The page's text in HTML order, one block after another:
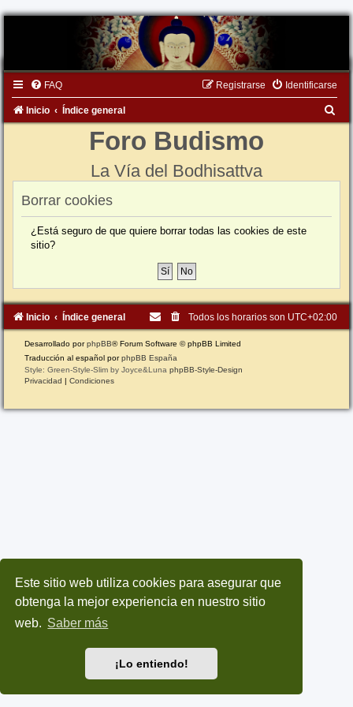
Este sitio web utiliza cookies para asegurar que
obtenga la mejor experiencia en nuestro sitio
web. Saber más
¡Lo entiendo!
FAQ Identificarse
Registrarse
Inicio Índice general
Foro Budismo
La Vía del Bodhisattva
Borrar cookies
¿Está seguro de que quiere borrar todas las cookies de este
sitio?
Inicio Índice general Todos los horarios son UTC+02:00
Desarrollado porphpBB® Forum Software © phpBB Limited
Traducción al español porphpBB España
Style: Green-Style-Slim by Joyce&Luna phpBB-Style-Design
Privacidad | Condiciones